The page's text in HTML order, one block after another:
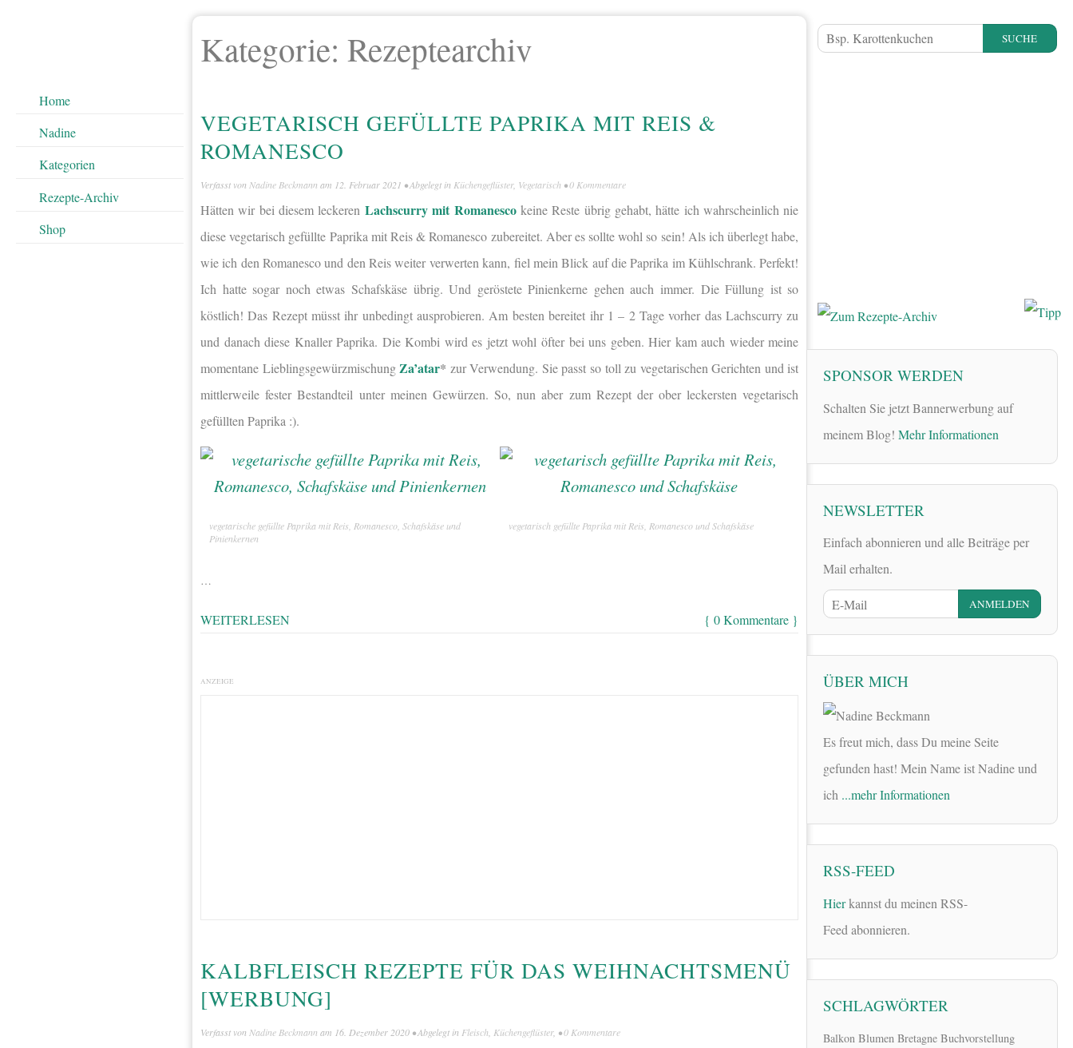
Home
Nadine
Kategorien
Rezepte-Archiv
Shop
Kategorie: Rezeptearchiv
VEGETARISCH GEFÜLLTE PAPRIKA MIT REIS &
ROMANESCO
Verfasst von Nadine Beckmann am 12. Februar 2021 • Abgelegt in Küchengeflüster, Vegetarisch •0 Kommentare
Hätten wir bei diesem leckeren Lachscurry mit Romanescokeine Reste übrig gehabt, hätte ich wahrscheinlich nie
diese vegetarisch gefüllte Paprika mit Reis & Romanesco zubereitet. Aber es sollte wohl so sein! Als ich überlegt habe,
wie ich den Romanesco und den Reis weiter verwerten kann, fiel mein Blick auf die Paprika im Kühlschrank. Perfekt!
Ich hatte sogar noch etwas Schafskäse übrig. Und geröstete Pinienkerne gehen auch immer. Die Füllung ist so
köstlich! Das Rezept müsst ihr unbedingt ausprobieren. Am besten bereitet ihr 1 – 2 Tage vorher das Lachscurry zu
und danach diese Knaller Paprika. Die Kombi wird es jetzt wohl öfter bei uns geben. Hier kam auch wieder meine
momentane LieblingsgewürzmischungZa’atar* zur Verwendung. Sie passt so toll zu vegetarischen Gerichten und ist
mittlerweile fester Bestandteil unter meinen Gewürzen. So, nun aber zum Rezept der ober leckersten vegetarisch
gefüllten Paprika :).
vegetarische gefüllte Paprika mit Reis, Romanesco, Schafskäse und
Pinienkernen
vegetarisch gefüllte Paprika mit Reis, Romanesco und Schafskäse
…
WEITERLESEN { 0 Kommentare }
ANZEIGE
KALBFLEISCH REZEPTE FÜR DAS WEIHNACHTSMENÜ
[WERBUNG]
Verfasst von Nadine Beckmann am 16. Dezember 2020 • Abgelegt in Fleisch Küchengeflüster, •0 Kommentare
SUCHE
SPONSOR WERDEN
Schalten Sie jetzt Bannerwerbung auf
meinem Blog! Mehr Informationen
NEWSLETTER
Einfach abonnieren und alle Beiträge per
Mail erhalten.
ÜBER MICH
Es freut mich, dass Du meine Seite
gefunden hast! Mein Name ist Nadine und
ich ...mehr Informationen
RSS-FEED
Hierkannst du meinen RSS-
Feed abonnieren.
SCHLAGWÖRTER
Balkon Blumen Bretagne Buchvorstellung